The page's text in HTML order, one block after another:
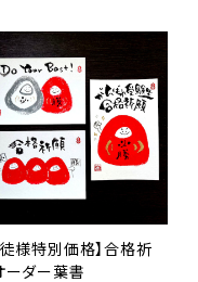
徒様特別価格】合格祈
ーダー葉書